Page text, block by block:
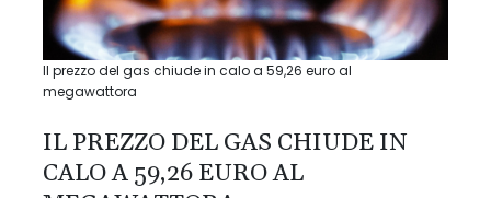
Il prezzo del gas chiude in calo a 59,26 euro al
megawattora
IL PREZZO DEL GAS CHIUDE IN
CALO A 59,26 EURO AL